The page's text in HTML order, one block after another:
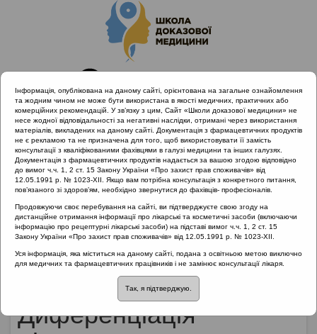
Головна
Матеріали за МКХ-11
04 Порушення імунної системи
Сучасне уявлення про гіперреактивність. Диференціація
Сучасне уявлення про
гіперреактивність.
Диференціація
Інформація, опублікована на даному сайті, орієнтована на загальне ознайомлення
та жодним чином не може бути використана в якості медичних, практичних або
комерційних рекомендацій. У зв’язку з цим, Сайт «Школи доказової медицини» не
несе жодної відповідальності за негативні наслідки, отримані через використання
матеріалів, викладених на даному сайті. Документація з фармацевтичних продуктів
не є рекламою та не призначена для того, щоб використовувати її замість
консультації з кваліфікованими фахівцями в галузі медицини та інших галузях.
Документація з фармацевтичних продуктів надається за вашою згодою відповідно
до вимог ч.ч. 1, 2 ст. 15 Закону України «Про захист прав споживачів» від
12.05.1991 р. № 1023-XII. Якщо вам потрібна консультація з конкретного питання,
пов’язаного зі здоров’ям, необхідно звернутися до фахівців- професіоналів.
Продовжуючи своє перебування на сайті, ви підтверджуєте свою згоду на
дистанційне отримання інформації про лікарські та косметичні засоби (включаючи
інформацію про рецептурні лікарські засоби) на підставі вимог ч.ч. 1, 2 ст. 15
Закону України «Про захист прав споживачів» від 12.05.1991 р. № 1023-XII.
Уся інформація, яка міститься на даному сайті, подана з освітньою метою виключно
для медичних та фармацевтичних працівників і не замінює консультації лікаря.
Так, я підтверджую.